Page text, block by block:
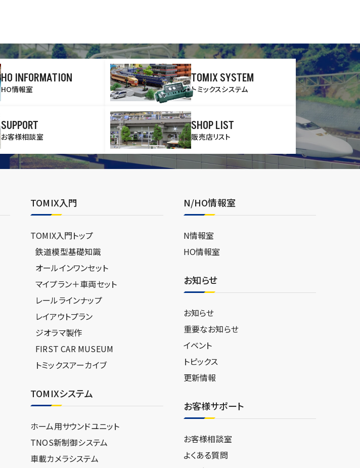
HO INFORMATION
HO情報室
TOMIX SYSTEM
トミックスシステム
SUPPORT
お客様相談室
SHOP LIST
販売店リスト
TOMIX入門
TOMIX入門トップ
鉄道模型基礎知識
オールインワンセット
マイプラン＋車両セット
レールラインナップ
レイアウトプラン
ジオラマ製作
FIRST CAR MUSEUM
トミックスアーカイブ
TOMIXシステム
ホーム用サウンドユニット
TNOS新制御システム
車載カメラシステム
N/HO情報室
N情報室
HO情報室
お知らせ
お知らせ
重要なお知らせ
イベント
トピックス
更新情報
お客様サポート
お客様相談室
よくある質問